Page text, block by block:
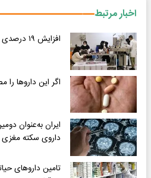
اخبار مرتبط
افزایش ۱۹ درصدی صادرات دارو
اگر این داروها
ایران به‌عنوان
داروی سکته
تامین داروهای